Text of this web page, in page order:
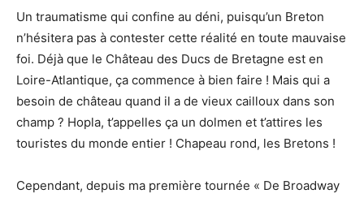
Un traumatisme qui confine au déni, puisqu’un Breton
n’hésitera pas à contester cette réalité en toute mauvaise
foi. Déjà que le Château des Ducs de Bretagne est en
Loire-Atlantique, ça commence à bien faire ! Mais qui a
besoin de château quand il a de vieux cailloux dans son
champ ? Hopla, t’appelles ça un dolmen et t’attires les
touristes du monde entier ! Chapeau rond, les Bretons !
Cependant, depuis ma première tournée « De Broadway